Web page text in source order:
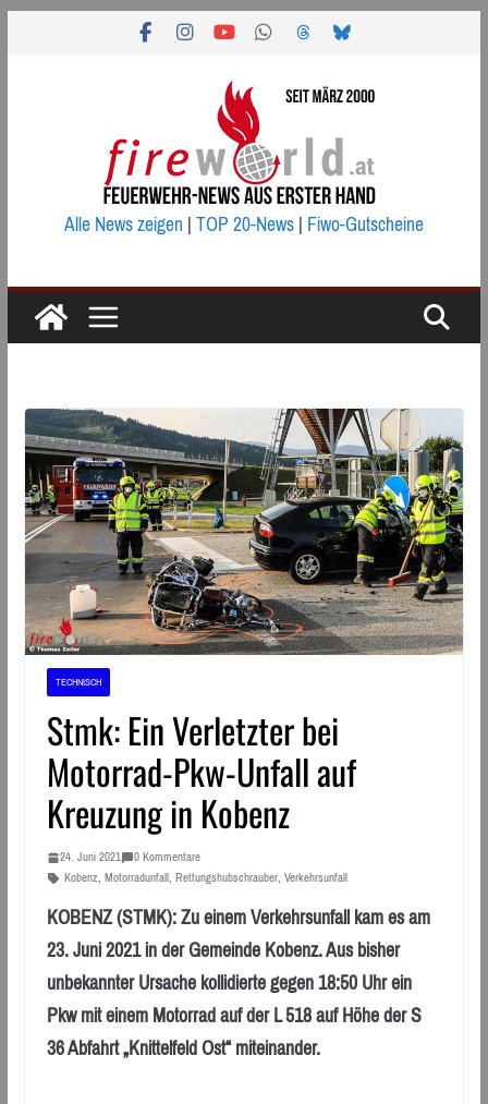
Alle News zeigen|TOP 20-News|Fiwo-Gutscheine
TECHNISCH
Stmk: Ein Verletzter bei
Motorrad-Pkw-Unfall auf
Kreuzung in Kobenz
24. Juni 2021
0 Kommentare
Kobenz, Motorradunfall, Rettungshubschrauber, Verkehrsunfall
KOBENZ (STMK): Zu einem Verkehrsunfall kam es am
23. Juni 2021 in der Gemeinde Kobenz. Aus bisher
unbekannter Ursache kollidierte gegen 18:50 Uhr ein
Pkw mit einem Motorrad auf der L 518 auf Höhe der S
36 Abfahrt „Knittelfeld Ost“ miteinander.